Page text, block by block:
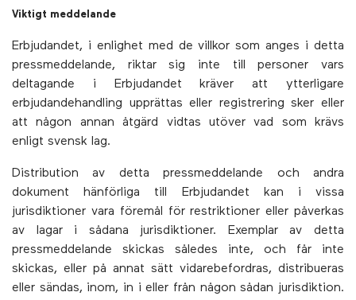
Viktigt meddelande
Erbjudandet, i enlighet med de villkor som anges i detta
pressmeddelande, riktar sig inte till personer vars
deltagande i Erbjudandet kräver att ytterligare
erbjudandehandling upprättas eller registrering sker eller
att någon annan åtgärd vidtas utöver vad som krävs
enligt svensk lag.
Distribution av detta pressmeddelande och andra
dokument hänförliga till Erbjudandet kan i vissa
jurisdiktioner vara föremål för restriktioner eller påverkas
av lagar i sådana jurisdiktioner. Exemplar av detta
pressmeddelande skickas således inte, och får inte
skickas, eller på annat sätt vidarebefordras, distribueras
eller sändas, inom, in i eller från någon sådan jurisdiktion.